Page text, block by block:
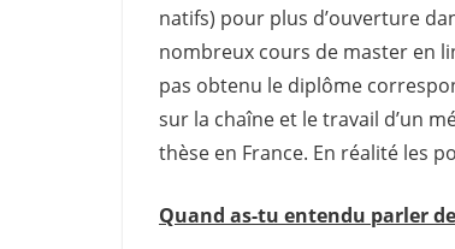
natifs) pour plus d’ouverture
nombreux cours de master en
pas obtenu le diplôme
sur la chaîne et le travail d’un
thèse en France. En réalité les
Quand as-tu entendu parler